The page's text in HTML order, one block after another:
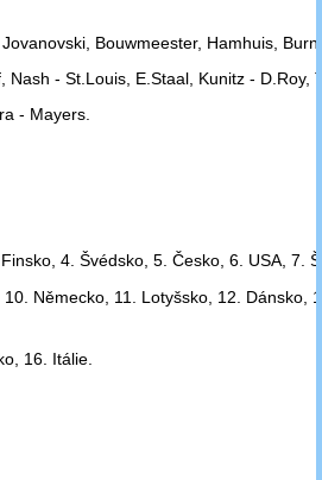
Bouwmeester, Hamhuis,
Nash - St.Louis, E.Staal, Kunitz - D.Roy,
- Mayers.
4. Švédsko, 5. Česko, 6. USA, 7.
Německo, 11. Lotyšsko, 12. Dánsko,
16. Itálie.